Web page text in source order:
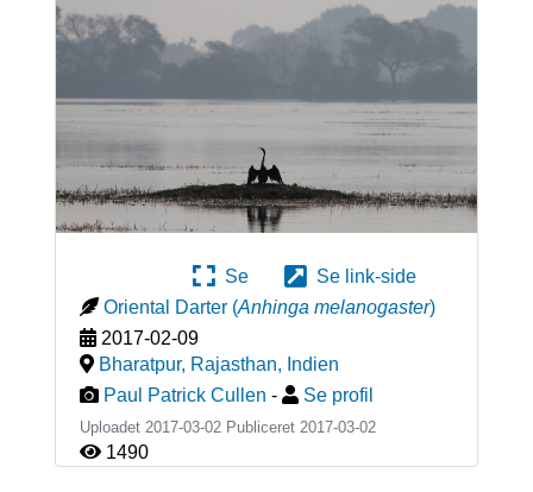
Se
Se link-side
Oriental Darter (Anhinga melanogaster)
2017-02-09
Bharatpur, Rajasthan, Indien
Paul Patrick Cullen - Se profil
Uploadet 2017-03-02 Publiceret 2017-03-02
1490